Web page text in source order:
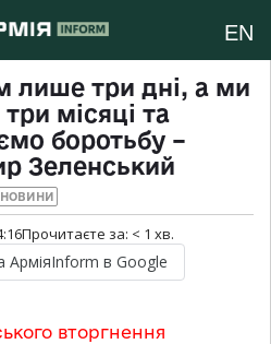
EN
лише три дні, а ми
місяці та
боротьбу –
Зеленський
НОВИНИ
Прочитаєте за: < 1 хв.
АрміяInform в Google
вторгнення